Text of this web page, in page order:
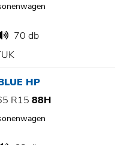
70 db
HP
R15 88H